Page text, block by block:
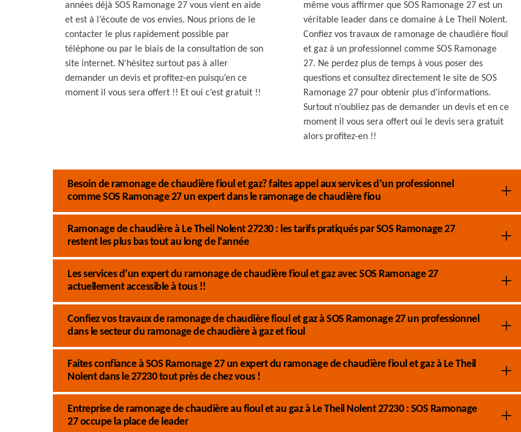
années déjà SOS Ramonage 27 vous vient en aide
et est à l’écoute de vos envies. Nous prions de le
contacter le plus rapidement possible par
téléphone ou par le biais de la consultation de son
site internet. N’hésitez surtout pas à aller
demander un devis et profitez-en puisqu’en ce
moment il vous sera offert !! Et oui c’est gratuit !!
même vous affirmer que SOS Ramonage 27 est un
véritable leader dans ce domaine à Le Theil Nolent.
Confiez vos travaux de ramonage de chaudière fioul
et gaz à un professionnel comme SOS Ramonage
27. Ne perdez plus de temps à vous poser des
questions et consultez directement le site de SOS
Ramonage 27 pour obtenir plus d’informations.
Surtout n’oubliez pas de demander un devis et en ce
moment il vous sera offert oui le devis sera gratuit
alors profitez-en !!
Besoin de ramonage de chaudière fioul et gaz? faites appel aux services d’un professionnel
comme SOS Ramonage 27 un expert dans le ramonage de chaudière fiou
Ramonage de chaudière à Le Theil Nolent 27230 : les tarifs pratiqués par SOS Ramonage 27
restent les plus bas tout au long de l’année
Les services d’un expert du ramonage de chaudière fioul et gaz avec SOS Ramonage 27
actuellement accessible à tous !!
Confiez vos travaux de ramonage de chaudière fioul et gaz à SOS Ramonage 27 un professionnel
dans le secteur du ramonage de chaudière à gaz et fioul
Faites confiance à SOS Ramonage 27 un expert du ramonage de chaudière fioul et gaz à Le Theil
Nolent dans le 27230 tout près de chez vous !
Entreprise de ramonage de chaudière au fioul et au gaz à Le Theil Nolent 27230 : SOS Ramonage
27 occupe la place de leader